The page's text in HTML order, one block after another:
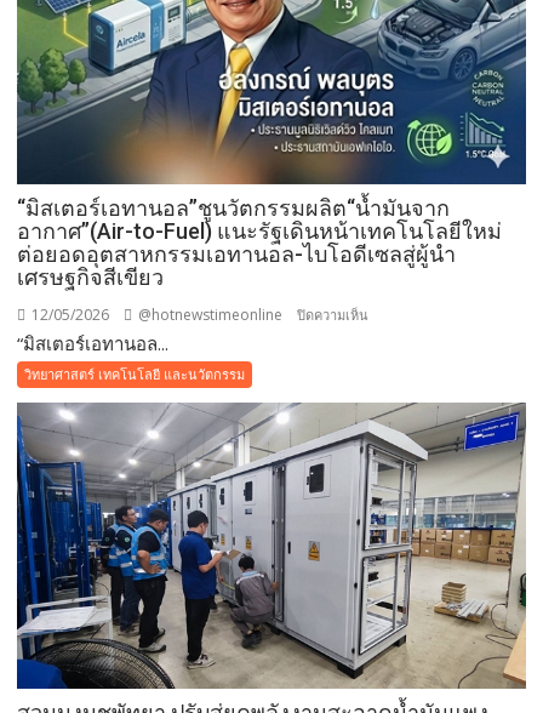
“มิสเตอร์เอทานอล”ชูนวัตกรรมผลิต“น้ำมันจาก
อากาศ”(Air-to-Fuel) แนะรัฐเดินหน้าเทคโนโลยีใหม่
ต่อยอดอุตสาหกรรมเอทานอล-ไบโอดีเซลสู่ผู้นำ
เศรษฐกิจสีเขียว
12/05/2026 @hotnewstimeonline ปิดความเห็น
นอล”ชู
นวัตกรรม
ผลิต“น้ำมัน
จาก
อากาศ”(Air-
to-
Fuel)
แนะ
รัฐ
เดิน
หน้า
“มิสเตอร์เอทานอล...
วิทยาศาสตร์ เทคโนโลยี และนวัตกรรม